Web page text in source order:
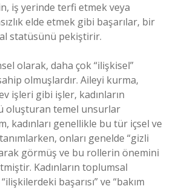
iş yerinde terfi etmek veya
elde etmek gibi başarılar, bir
statüsünü pekiştirir.
olarak, daha çok “ilişkisel”
olmuşlardır. Aileyi kurma,
işleri gibi işler, kadınların
oluşturan temel unsurlar
kadınları genellikle bu tür içsel ve
onları genelde “gizli
görmüş ve bu rollerin önemini
Kadınların toplumsal
başarısı” ve “bakım